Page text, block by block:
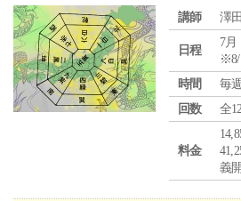
講師 澤
日程
7月
※8/
時間
毎
回数
全
料金
義